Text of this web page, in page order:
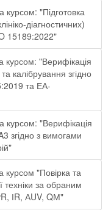
курсом: "Підготовка
діагностичних)
15189:2022"
курсом: "Верифікація
калібрування згідно
та ЕА-
курсом: "Верифікація
згідно з вимогами
курсом "Повірка та
техніки за обраним
ІR, АUV, QМ"